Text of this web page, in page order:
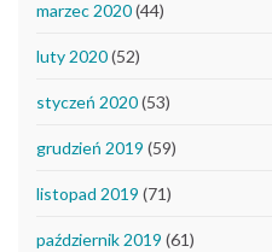
marzec 2020(44)
luty 2020(52)
styczeń 2020(53)
grudzień 2019 (59)
listopad 2019 (71)
październik 2019 (61)